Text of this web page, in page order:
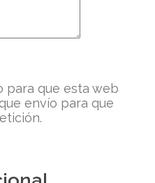
para que esta web
envío para que